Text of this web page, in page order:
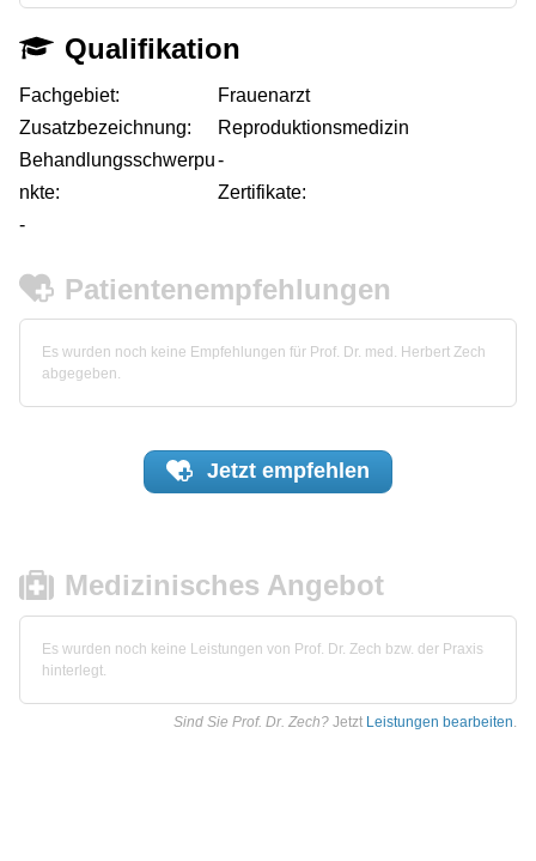
Qualifikation
Fachgebiet:
Frauenarzt
Zusatzbezeichnung:
Reproduktionsmedizin
Behandlungsschwerpu
nkte:
-
Zertifikate:
-
Patientenempfehlungen
Es wurden noch keine Empfehlungen für Prof. Dr. med. Herbert Zech
abgegeben.
Jetzt empfehlen
Medizinisches Angebot
Es wurden noch keine Leistungen von Prof. Dr. Zech bzw. der Praxis
hinterlegt.
Sind Sie Prof. Dr. Zech? Jetzt Leistungen bearbeiten.